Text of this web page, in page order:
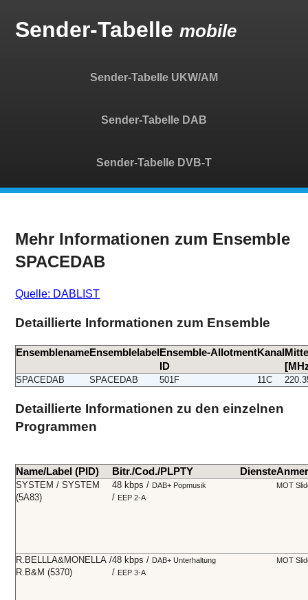
Sender-Tabellemobile
Sender-Tabelle UKW/AM
Sender-Tabelle DAB
Sender-Tabelle DVB-T
Mehr Informationen zum Ensemble
SPACEDAB
Quelle: DABLIST
Detaillierte Informationen zum Ensemble
EnsemblenameEnsemblelabel Ensemble-
ID
AllotmentKanal
SPACEDAB SPACEDAB 501F 11C
Detaillierte Informationen zu den einzelnen
Programmen
Name/Label (PID) Bitr./Cod./PLPTY Dienste
SYSTEM / SYSTEM
(5A83)
48 kbps / DAB+
/ EEP 2-A
Popmusik MOT
R.BELLLA&MONELLA /
R.B&M (5370)
48 kbps / DAB+
/ EEP 3-A
Unterhaltung MOT